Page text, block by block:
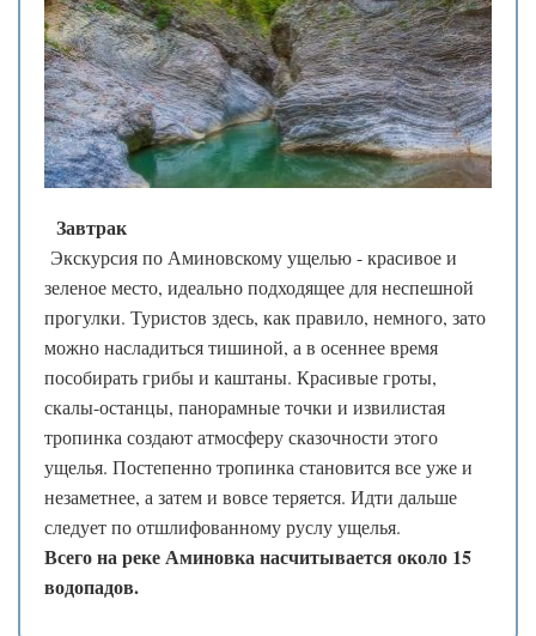
❄
❄
.
❅
.
❅
. . ❆
*
❄
❅
❄ .
*
.
❄ ❄
*
. *
❅
❅ ❆
❆
❆ ❄
❄
❅ *
.
Завтрак
Экскурсия по Аминовскому ущелью - красивое и
зеленое место, идеально подходящее для неспешной
прогулки. Туристов здесь, как правило, немного, зато
можно насладиться тишиной, а в осеннее время
пособирать грибы и каштаны. Красивые гроты,
скалы-останцы, панорамные точки и извилистая
тропинка создают атмосферу сказочности этого
ущелья. Постепенно тропинка становится все уже и
незаметнее, а затем и вовсе теряется. Идти дальше
следует по отшлифованному руслу ущелья.
Всего на реке Аминовка насчитывается около 15
водопадов.